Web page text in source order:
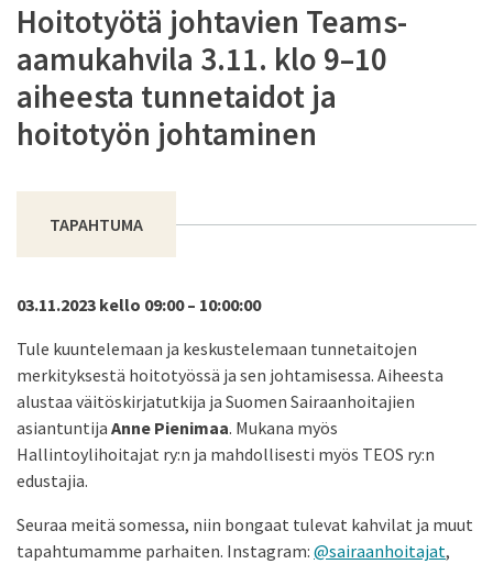
Hoitotyötä johtavien Teams-
aamukahvila 3.11. klo 9–10
aiheesta tunnetaidot ja
hoitotyön johtaminen
TAPAHTUMA
03.11.2023 kello 09:00 – 10:00:00
Tule kuuntelemaan ja keskustelemaan tunnetaitojen
merkityksestä hoitotyössä ja sen johtamisessa. Aiheesta
alustaa väitöskirjatutkija ja Suomen Sairaanhoitajien
asiantuntija Anne Pienimaa. Mukana myös
Hallintoylihoitajat ry:n ja mahdollisesti myös TEOS ry:n
edustajia.
Seuraa meitä somessa, niin bongaat tulevat kahvilat ja muut
tapahtumamme parhaiten. Instagram: @sairaanhoitajat,